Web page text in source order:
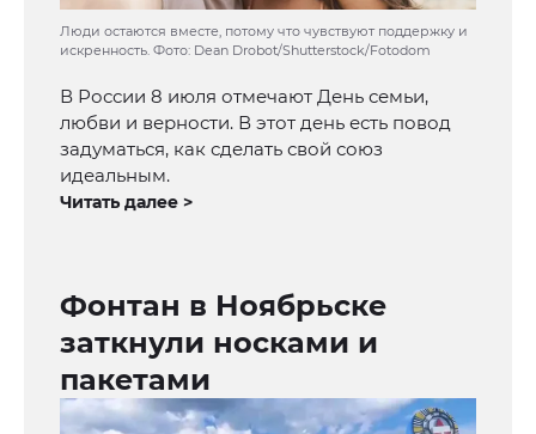
Люди остаются вместе, потому что чувствуют поддержку и
искренность. Фото: Dean Drobot/Shutterstock/Fotodom
В России 8 июля отмечают День семьи,
любви и верности. В этот день есть повод
задуматься, как сделать свой союз
идеальным.
Читать далее >
Фонтан в Ноябрьске
заткнули носками и
пакетами